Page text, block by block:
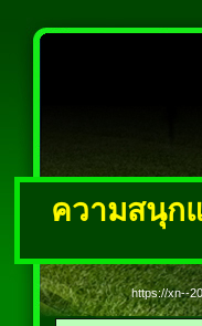
ความสนุก
https://xn--